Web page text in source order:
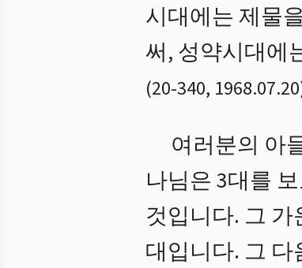
시대에는 제물
써, 성약시대에
(20-340, 1968.07.20
여러분의 아
나님은 3대를
것입니다. 그
대입니다. 그